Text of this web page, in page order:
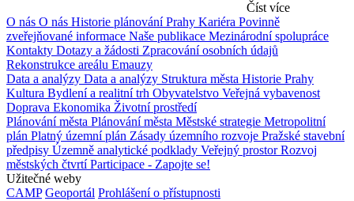
Číst více
O nás O nás Historie plánování Prahy Kariéra Povinně
zveřejňované informace Naše publikace Mezinárodní spolupráce
Kontakty Dotazy a žádosti Zpracování osobních údajů
Rekonstrukce areálu Emauzy
Data a analýzy Data a analýzy Struktura města Historie Prahy
Kultura Bydlení a realitní trh Obyvatelstvo Veřejná vybavenost
Doprava Ekonomika Životní prostředí
Plánování města Plánování města Městské strategie Metropolitní
plán Platný územní plán Zásady územního rozvoje Pražské stavební
předpisy Územně analytické podklady Veřejný prostorRozvoj
městských čtvrtíParticipace - Zapojte se!
Užitečné weby
CAMP Geoportál Prohlášení o přístupnosti